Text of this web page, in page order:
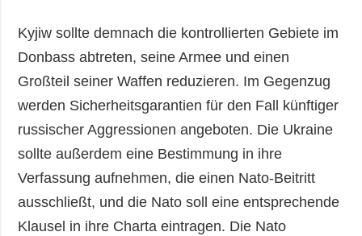
Kyjiw sollte demnach die kontrollierten Gebiete im
Donbass abtreten, seine Armee und einen
Großteil seiner Waffen reduzieren. Im Gegenzug
werden Sicherheitsgarantien für den Fall künftiger
russischer Aggressionen angeboten. Die Ukraine
sollte außerdem eine Bestimmung in ihre
Verfassung aufnehmen, die einen Nato-Beitritt
ausschließt, und die Nato soll eine entsprechende
Klausel in ihre Charta eintragen. Die Nato